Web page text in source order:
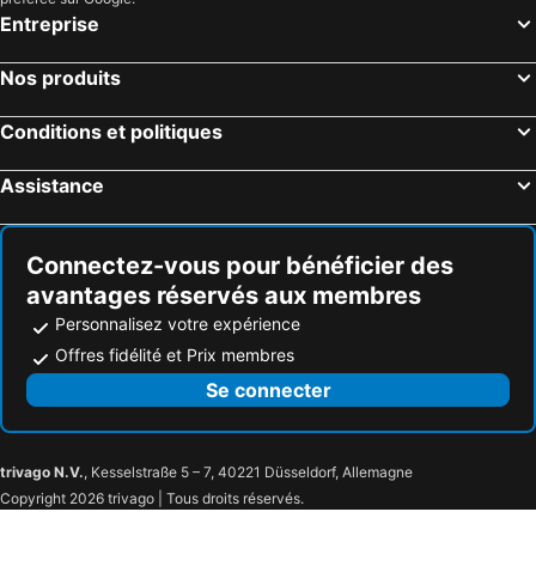
Entreprise
Nos produits
Conditions et politiques
Assistance
Connectez-vous pour bénéficier des
avantages réservés aux membres
Personnalisez votre expérience
Offres fidélité et Prix membres
Se connecter
trivago N.V., Kesselstraße 5 – 7, 40221 Düsseldorf, Allemagne
Copyright 2026 trivago | Tous droits réservés.